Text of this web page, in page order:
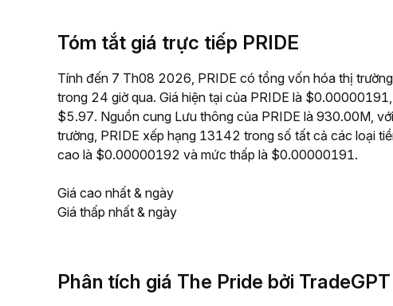
Tóm tắt giá trực tiếp PRIDE
Tính đến 7 Th08 2026, PRIDE có tổng vốn hóa thị
trong 24 giờ qua. Giá hiện tại của PRIDE là
$5.97. Nguồn cung Lưu thông của PRIDE là 930.00M,
trường, PRIDE xếp hạng 13142 trong số tất cả các loại
cao là $0.00000192 và mức thấp là $0.00000191.
Giá cao nhất & ngày
Giá thấp nhất & ngày
Phân tích giá The Pride bởi TradeGPT